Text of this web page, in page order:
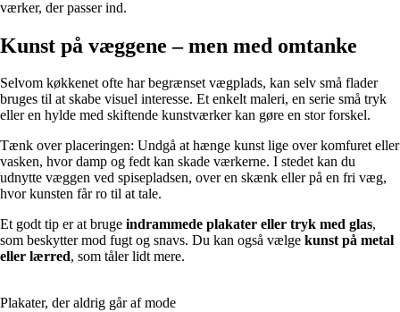
værker, der passer ind.
Kunst på væggene – men med omtanke
Selvom køkkenet ofte har begrænset vægplads, kan selv små flader
bruges til at skabe visuel interesse. Et enkelt maleri, en serie små tryk
eller en hylde med skiftende kunstværker kan gøre en stor forskel.
Tænk over placeringen: Undgå at hænge kunst lige over komfuret eller
vasken, hvor damp og fedt kan skade værkerne. I stedet kan du
udnytte væggen ved spisepladsen, over en skænk eller på en fri væg,
hvor kunsten får ro til at tale.
Et godt tip er at bruge indrammede plakater eller tryk med glas,
som beskytter mod fugt og snavs. Du kan også vælge kunst på metal
eller lærred, som tåler lidt mere.
Plakater, der aldrig går af mode